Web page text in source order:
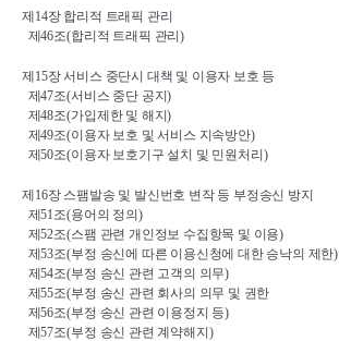
제 14장 합리적 트래픽 관리
제46조(합리적 트래픽 관리)
제 15장 서비스 중단시 대책 및 이용자 보호 등
제47조(서비스 중단 공지)
제48조(가입제한 및 해지)
제49조(이용자 보호 및 서비스 지속방안)
제50조(이용자 보호기구 설치 및 민원처리 )
제 16장 스팸발송 및 발신번호 변작 등 부정송신 방지
제51조(용어의 정의)
제52조(스팸 관련 개인정보 수집항목 및 이용)
제53조(부정 송신에 따른 이용신청에 대한 승낙의 제한)
제54조(부정 송신 관련 고객의 의무)
제55조(부정 송신 관련 회사의 의무 및 권한
제56조(부정 송신 관련 이용정지 등)
제57조(부정 송신 관련 계약해지 )